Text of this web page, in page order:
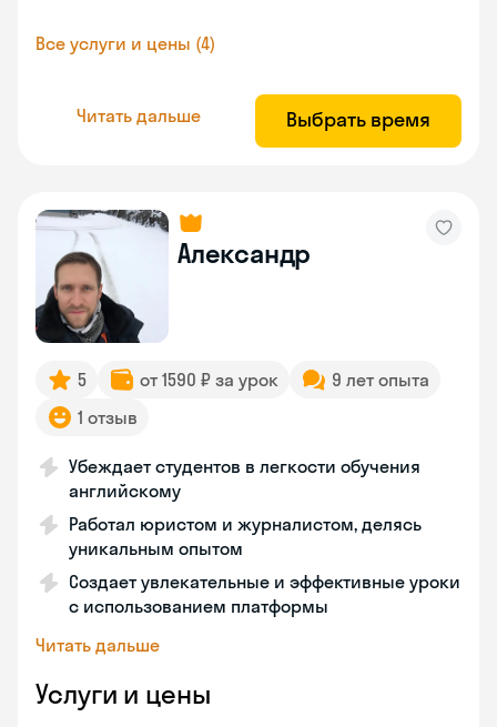
Все услуги и цены (4)
Читать дальше Выбрать время
Александр
5 от 1590 ₽ за урок
9 лет опыта
1 отзыв
Убеждает студентов в легкости обучения
английскому
Работал юристом и журналистом, делясь
уникальным опытом
Создает увлекательные и эффективные уроки
с использованием платформы
Читать дальше
Услуги и цены